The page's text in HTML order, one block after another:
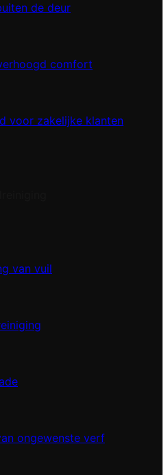
de deur
comfort
voor zakelijke klanten
van vuil
ongewenste verf